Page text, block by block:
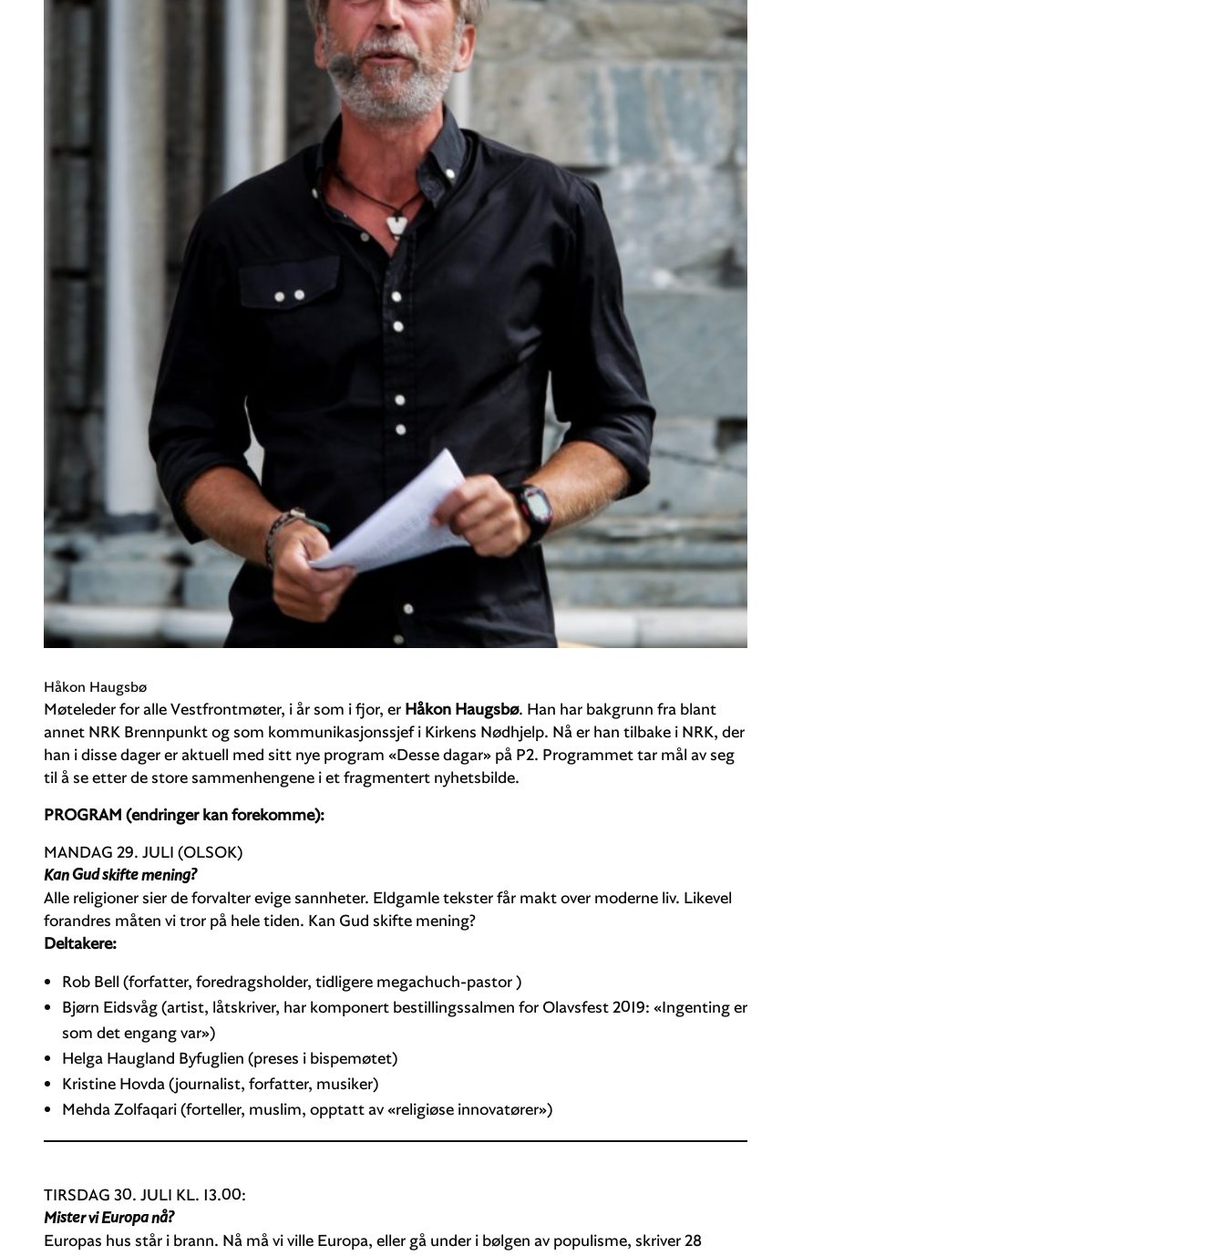
Håkon Haugsbø
Møteleder for alle Vestfrontmøter, i år som i fjor, er Håkon Haugsbø. Han har bakgrunn fra blant
annet NRK Brennpunkt og som kommunikasjonssjef i Kirkens Nødhjelp. Nå er han tilbake i NRK, der
han i disse dager er aktuell med sitt nye program «Desse dagar» på P2. Programmet tar mål av seg
til å se etter de store sammenhengene i et fragmentert nyhetsbilde.
PROGRAM (endringer kan forekomme):
MANDAG 29. JULI (OLSOK)
Kan Gud skifte mening?
Alle religioner sier de forvalter evige sannheter. Eldgamle tekster får makt over moderne liv. Likevel
forandres måten vi tror på hele tiden. Kan Gud skifte mening?
Deltakere:
Rob Bell (forfatter, foredragsholder, tidligere megachuch-pastor )
Bjørn Eidsvåg (artist, låtskriver, har komponert bestillingssalmen for Olavsfest 2019: «Ingenting er
som det engang var»)
Helga Haugland Byfuglien (preses i bispemøtet)
Kristine Hovda (journalist, forfatter, musiker)
Mehda Zolfaqari (forteller, muslim, opptatt av «religiøse innovatører»)
TIRSDAG 30. JULI KL. 13.00:
Mister vi Europa nå?
Europas hus står i brann. Nå må vi ville Europa, eller gå under i bølgen av populisme, skriver 28